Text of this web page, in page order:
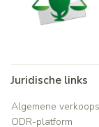
Juridische links
Algemene
ODR-platform